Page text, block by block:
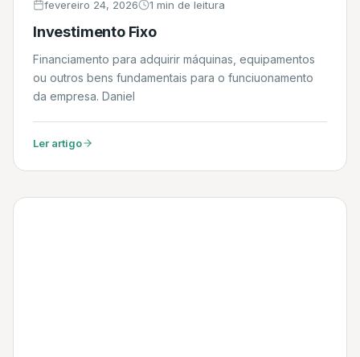
fevereiro 24, 2026 1 min de leitura
Investimento Fixo
Financiamento para adquirir máquinas, equipamentos
ou outros bens fundamentais para o funciuonamento
da empresa. Daniel
Ler artigo